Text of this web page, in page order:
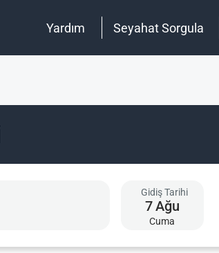
Yardım Seyahat Sorgula
Gidiş Tarihi
7Ağu
Cuma